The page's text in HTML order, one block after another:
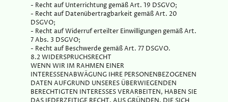
- Recht auf Unterrichtung gemäß Art. 19 DSGVO;
- Recht auf Datenübertragbarkeit gemäß Art. 20
DSGVO;
- Recht auf Widerruf erteilter Einwilligungen gemäß Art.
7 Abs. 3 DSGVO;
- Recht auf Beschwerde gemäß Art. 77 DSGVO.
8.2 WIDERSPRUCHSRECHT
WENN WIR IM RAHMEN EINER
INTERESSENABWÄGUNG IHRE PERSONENBEZOGENEN
DATEN AUFGRUND UNSERES ÜBERWIEGENDEN
BERECHTIGTEN INTERESSES VERARBEITEN, HABEN SIE